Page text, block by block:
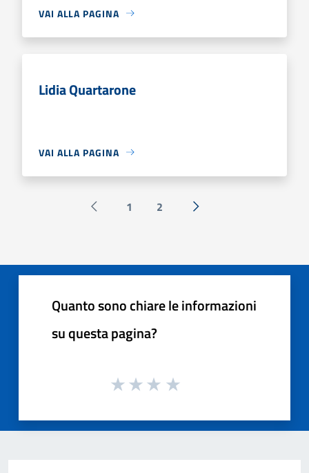
VAI ALLA PAGINA
Lidia Quartarone
VAI ALLA PAGINA
Pagina precedente
1 2 Successiva »
Quanto sono chiare le informazioni
su questa pagina?